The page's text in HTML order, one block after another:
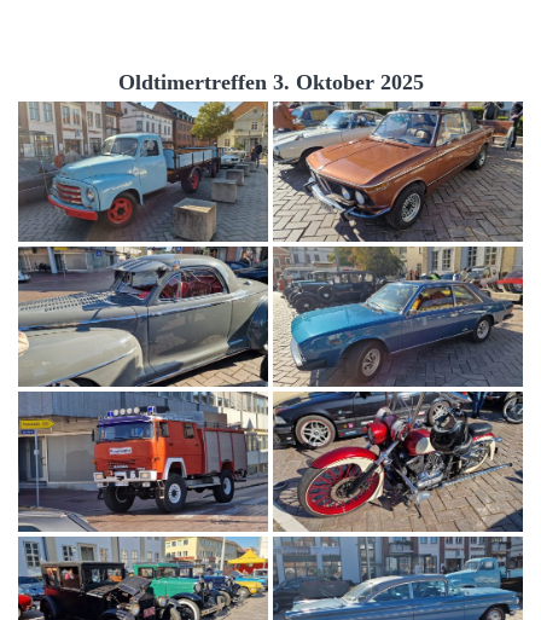
Oldtimertreffen 3. Oktober 2025